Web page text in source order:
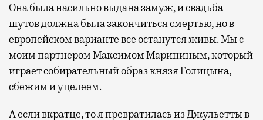
Она была насильно выдана замуж, и свадьба
шутов должна была закончиться смертью, но в
европейском варианте все останутся живы. Мы с
моим партнером Максимом Марининым, который
играет собирательный образ князя Голицына,
сбежим и уцелеем.
А если вкратце, то я превратилась из Джульетты в